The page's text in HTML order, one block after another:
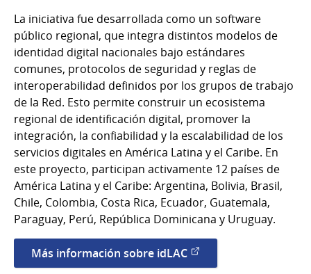
La iniciativa fue desarrollada como un software
público regional, que integra distintos modelos de
identidad digital nacionales bajo estándares
comunes, protocolos de seguridad y reglas de
interoperabilidad definidos por los grupos de trabajo
de la Red. Esto permite construir un ecosistema
regional de identificación digital, promover la
integración, la confiabilidad y la escalabilidad de los
servicios digitales en América Latina y el Caribe. En
este proyecto, participan activamente 12 países de
América Latina y el Caribe: Argentina, Bolivia, Brasil,
Chile, Colombia, Costa Rica, Ecuador, Guatemala,
Paraguay, Perú, República Dominicana y Uruguay.
Más información sobre idLAC